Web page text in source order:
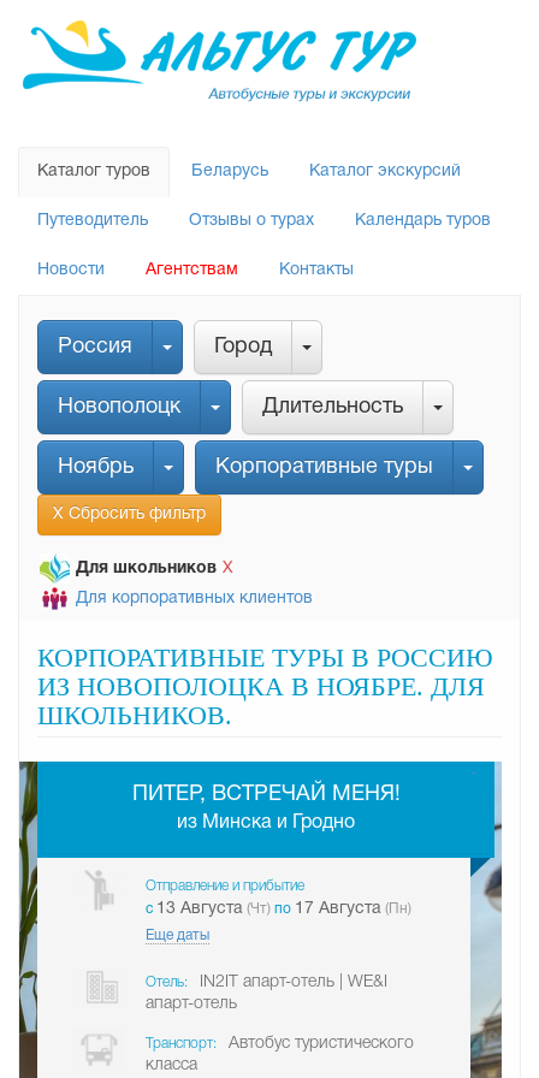
Каталог туров Беларусь Каталог экскурсий
Путеводитель Отзывы о турах Календарь туров
Новости Агентствам Контакты
Россия Город
Новополоцк Длительность
Ноябрь Корпоративные туры
Х Сбросить фильтр
Для школьников Х
Для корпоративных клиентов
КОРПОРАТИВНЫЕ ТУРЫ В РОССИЮ
ИЗ НОВОПОЛОЦКА В НОЯБРЕ. ДЛЯ
ШКОЛЬНИКОВ.
ПИТЕР, ВСТРЕЧАЙ МЕНЯ!
из Минска и Гродно
Отправление и прибытие
c 13 Августа (Чт) по 17 Августа (Пн)
Еще даты
Отель:
IN2IT апарт-отель | WE&I
апарт-отель
Транспорт:
Автобус туристического
класса
-